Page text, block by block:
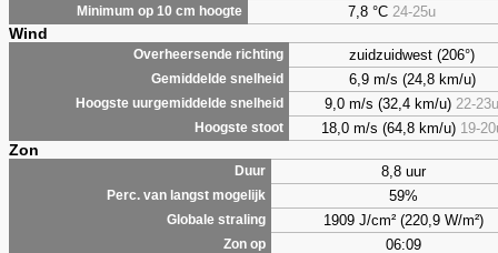
Minimum op 10 cm hoogte 7,8°C 24-25u
Wind
Overheersende richting zuidzuidwest (206°)
Gemiddelde snelheid 6,9 m/s (24,8 km/u)
Hoogste uurgemiddelde snelheid 9,0 m/s (32,4 km/u) 22-23u
Hoogste stoot 18,0 m/s (64,8 km/u) 19-
Zon
Duur 8,8 uur
Perc. van langst mogelijk 59%
Globale straling 1909 J/cm² (220,9 W/m²)
Zon op 06:09